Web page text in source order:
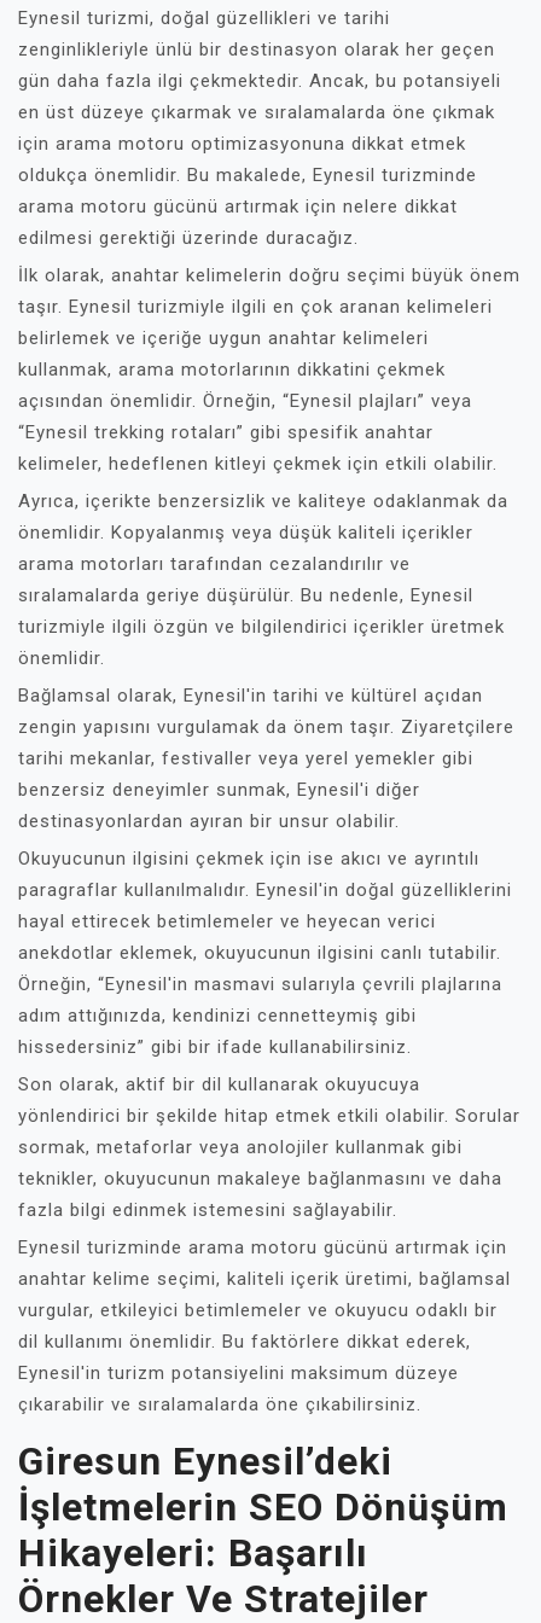
Eynesil turizmi, doğal güzellikleri ve tarihi
zenginlikleriyle ünlü bir destinasyon olarak her geçen
gün daha fazla ilgi çekmektedir. Ancak, bu potansiyeli
en üst düzeye çıkarmak ve sıralamalarda öne çıkmak
için arama motoru optimizasyonuna dikkat etmek
oldukça önemlidir. Bu makalede, Eynesil turizminde
arama motoru gücünü artırmak için nelere dikkat
edilmesi gerektiği üzerinde duracağız.
İlk olarak, anahtar kelimelerin doğru seçimi büyük önem
taşır. Eynesil turizmiyle ilgili en çok aranan kelimeleri
belirlemek ve içeriğe uygun anahtar kelimeleri
kullanmak, arama motorlarının dikkatini çekmek
açısından önemlidir. Örneğin, “Eynesil plajları” veya
“Eynesil trekking rotaları” gibi spesifik anahtar
kelimeler, hedeflenen kitleyi çekmek için etkili olabilir.
Ayrıca, içerikte benzersizlik ve kaliteye odaklanmak da
önemlidir. Kopyalanmış veya düşük kaliteli içerikler
arama motorları tarafından cezalandırılır ve
sıralamalarda geriye düşürülür. Bu nedenle, Eynesil
turizmiyle ilgili özgün ve bilgilendirici içerikler üretmek
önemlidir.
Bağlamsal olarak, Eynesil'in tarihi ve kültürel açıdan
zengin yapısını vurgulamak da önem taşır. Ziyaretçilere
tarihi mekanlar, festivaller veya yerel yemekler gibi
benzersiz deneyimler sunmak, Eynesil'i diğer
destinasyonlardan ayıran bir unsur olabilir.
Okuyucunun ilgisini çekmek için ise akıcı ve ayrıntılı
paragraflar kullanılmalıdır. Eynesil'in doğal güzelliklerini
hayal ettirecek betimlemeler ve heyecan verici
anekdotlar eklemek, okuyucunun ilgisini canlı tutabilir.
Örneğin, “Eynesil'in masmavi sularıyla çevrili plajlarına
adım attığınızda, kendinizi cennetteymiş gibi
hissedersiniz” gibi bir ifade kullanabilirsiniz.
Son olarak, aktif bir dil kullanarak okuyucuya
yönlendirici bir şekilde hitap etmek etkili olabilir. Sorular
sormak, metaforlar veya anolojiler kullanmak gibi
teknikler, okuyucunun makaleye bağlanmasını ve daha
fazla bilgi edinmek istemesini sağlayabilir.
Eynesil turizminde arama motoru gücünü artırmak için
anahtar kelime seçimi, kaliteli içerik üretimi, bağlamsal
vurgular, etkileyici betimlemeler ve okuyucu odaklı bir
dil kullanımı önemlidir. Bu faktörlere dikkat ederek,
Eynesil'in turizm potansiyelini maksimum düzeye
çıkarabilir ve sıralamalarda öne çıkabilirsiniz.
Giresun Eynesil’deki
İşletmelerin SEO Dönüşüm
Hikayeleri: Başarılı
Örnekler Ve Stratejiler